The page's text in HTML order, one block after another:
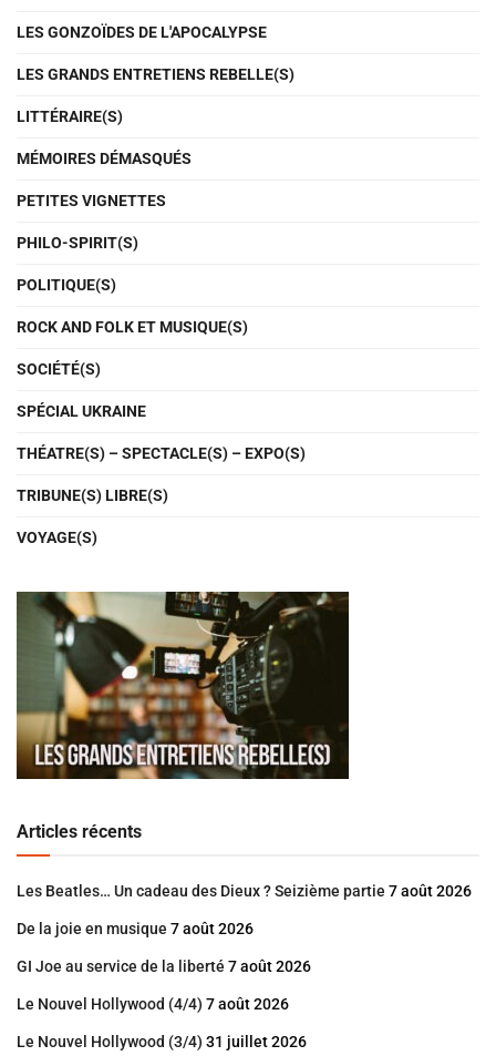
LES GONZOÏDES DE L'APOCALYPSE
LES GRANDS ENTRETIENS REBELLE(S)
LITTÉRAIRE(S)
MÉMOIRES DÉMASQUÉS
PETITES VIGNETTES
PHILO-SPIRIT(S)
POLITIQUE(S)
ROCK AND FOLK ET MUSIQUE(S)
SOCIÉTÉ(S)
SPÉCIAL UKRAINE
THÉATRE(S) – SPECTACLE(S) – EXPO(S)
TRIBUNE(S) LIBRE(S)
VOYAGE(S)
Articles récents
Les Beatles… Un cadeau des Dieux ? Seizième partie 7 août 2026
De la joie en musique 7 août 2026
GI Joe au service de la liberté 7 août 2026
Le Nouvel Hollywood (4/4) 7 août 2026
Le Nouvel Hollywood (3/4) 31 juillet 2026